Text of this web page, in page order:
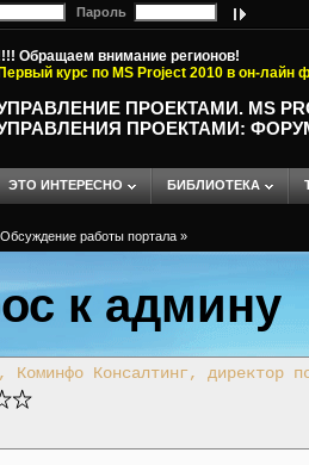
Пароль
Обращаем внимание регионов!
Первый курс по MS Project 2010 в он-лайн
ПРОЕКТАМИ. MS
ПРОЕКТАМИ:
ЭТО ИНТЕРЕСНО БИБЛИОТЕКА
Обсуждение работы портала »
к админу
Коминфо Консалтинг, директор